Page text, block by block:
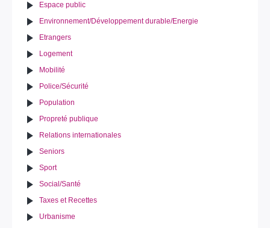
Espace public
Environnement/Développement durable/Energie
Etrangers
Logement
Mobilité
Police/Sécurité
Population
Propreté publique
Relations internationales
Seniors
Sport
Social/Santé
Taxes et Recettes
Urbanisme